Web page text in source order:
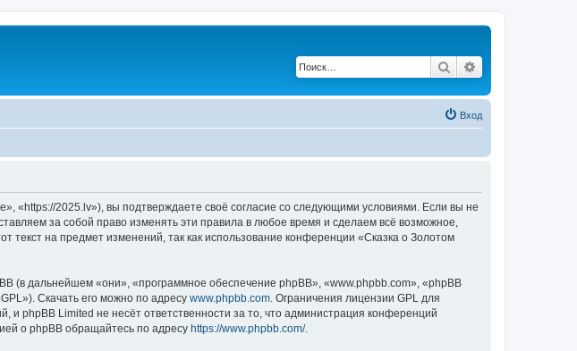
Поиск
Вход
2025.lv»), вы подтверждаете своё согласие со следующими условиями. Если вы не
за собой право изменять эти правила в любое время и сделаем всё возможное,
на предмет изменений, так как использование конференции «Сказка о Золотом
(в дальнейшем «они», «программное обеспечение phpBB», «www.phpbb.com», «phpBB
Скачать его можно по адресу www.phpbb.com . Ограничения лицензии GPL для
и phpBB Limited не несёт ответственности за то, что администрация конференций
о phpBB обращайтесь по адресу https://www.phpbb.com/.